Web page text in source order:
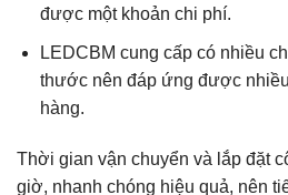
được một khoản chi phí.
LEDCBM cung cấp có nhiều
thước nên đáp ứng được
hàng.
Thời gian vận chuyển và lắp đặt
giờ, nhanh chóng hiệu quả, nên